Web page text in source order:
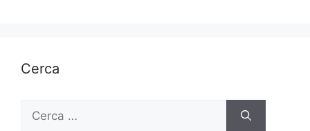
Cerca
Ricerca